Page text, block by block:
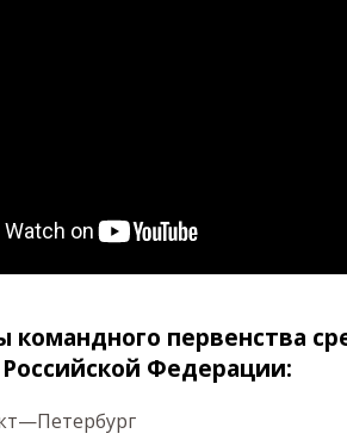
командного первенства
Федерации: